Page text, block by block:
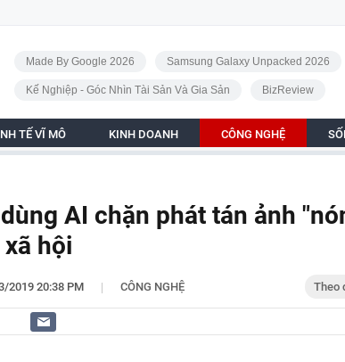
Made By Google 2026 Samsung Galaxy Unpacked 2026
Kế Nghiệp - Góc Nhìn Tài Sản Và Gia Sản BizReview
TẾ VĨ MÔ KINH DOANH CÔNG NGHỆ
AI chặn phát tán ảnh
hội
2019 20:38 PM | CÔNG NGHỆ Theo